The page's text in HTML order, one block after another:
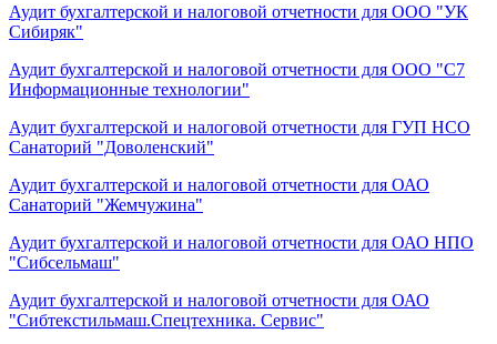
Аудит бухгалтерской и налоговой отчетности для ООО "УК
Сибиряк"
Аудит бухгалтерской и налоговой отчетности для ООО "С7
Информационные технологии"
Аудит бухгалтерской и налоговой отчетности для ГУП НСО
Санаторий "Доволенский"
Аудит бухгалтерской и налоговой отчетности для ОАО
Санаторий "Жемчужина"
Аудит бухгалтерской и налоговой отчетности для ОАО НПО
"Сибсельмаш"
Аудит бухгалтерской и налоговой отчетности для ОАО
"Сибтекстильмаш.Спецтехника. Сервис"